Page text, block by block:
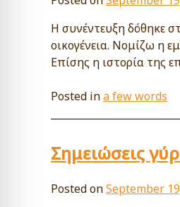
Η συνέντευξη δόθηκε
οικογένεια. Νομίζω η
Επίσης η ιστορία της
Posted ina few words
Σημειώσεις
Posted onSeptember